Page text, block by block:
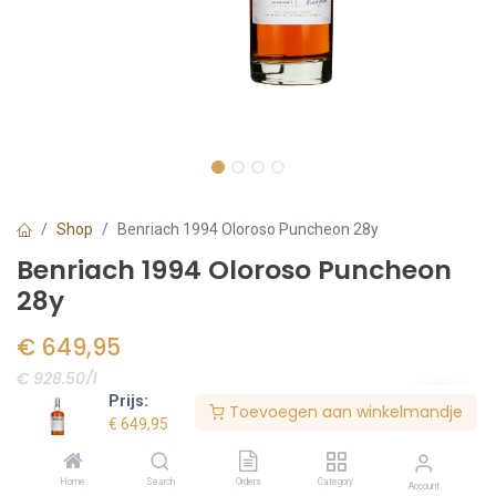
Prijs:
€ 649,95
Toevoegen aan winkelmandje
Home Search Orders Category Account
Shop Benriach 1994 Oloroso Puncheon 28y
Benriach 1994 Oloroso Puncheon
28y
€ 649,95
€ 928.50/l
Voorraad:2stuk(s)